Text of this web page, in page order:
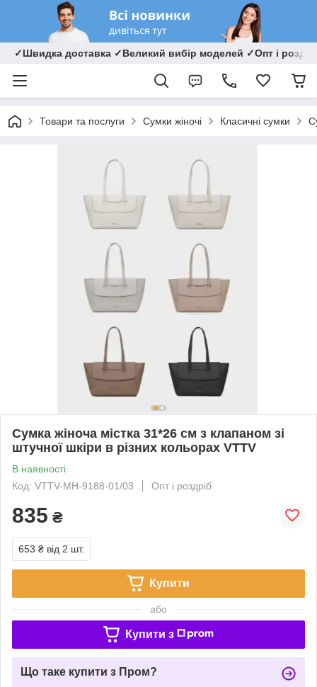
✓Швидка доставка ✓Великий вибір моделей ✓Опт і
Товари та послуги Сумки жіночі Класичні сумки
Сумка жіноча містка 31*26 см з клапаном зі
штучної шкіри в різних кольорах VTTV
В наявності
Код: VTTV-MH-9188-01/03
Опт і роздріб
835 ₴
653 ₴ від 2 шт.
Купити
або
Купити з
Що таке купити з Пром?